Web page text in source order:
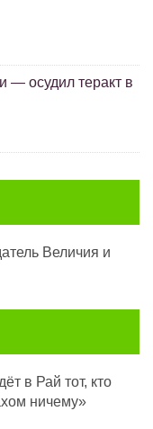
— осудил теракт в
Величия и
ничему»